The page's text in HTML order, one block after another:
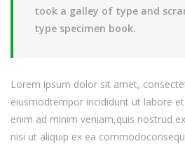
took a galley of type and
type specimen book.
Lorem ipsum dolor sit amet,
eiusmodtempor incididunt ut labore
enim ad minim veniam,quis nostrud
nisi ut aliquip ex ea